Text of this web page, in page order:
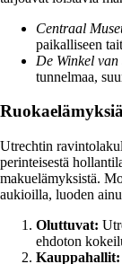
Centraal
paikalliseen
De Winkel van
tunnelmaa,
Utrechtin
perinteisestä
makuelämyksistä.
aukioilla, luoden
Oluttuvat:
ehdoton
Kauppahallit: